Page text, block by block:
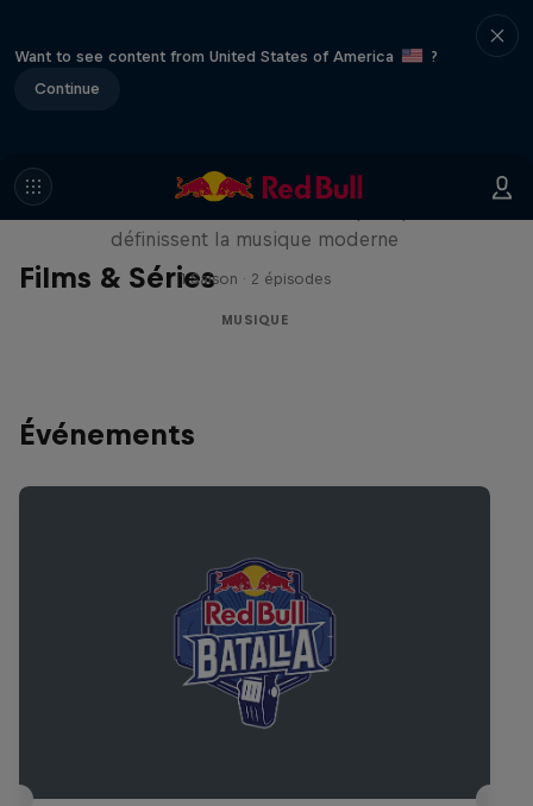
Want to see content from United States of America
?
Continue
Films & Séries
The Note
définissent la musique moderne
1 Saison · 2 épisodes
MUSIQUE
Événements